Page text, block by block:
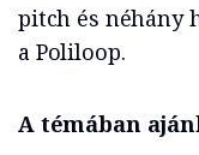
pitch és néhány
a Poliloop.
A témában